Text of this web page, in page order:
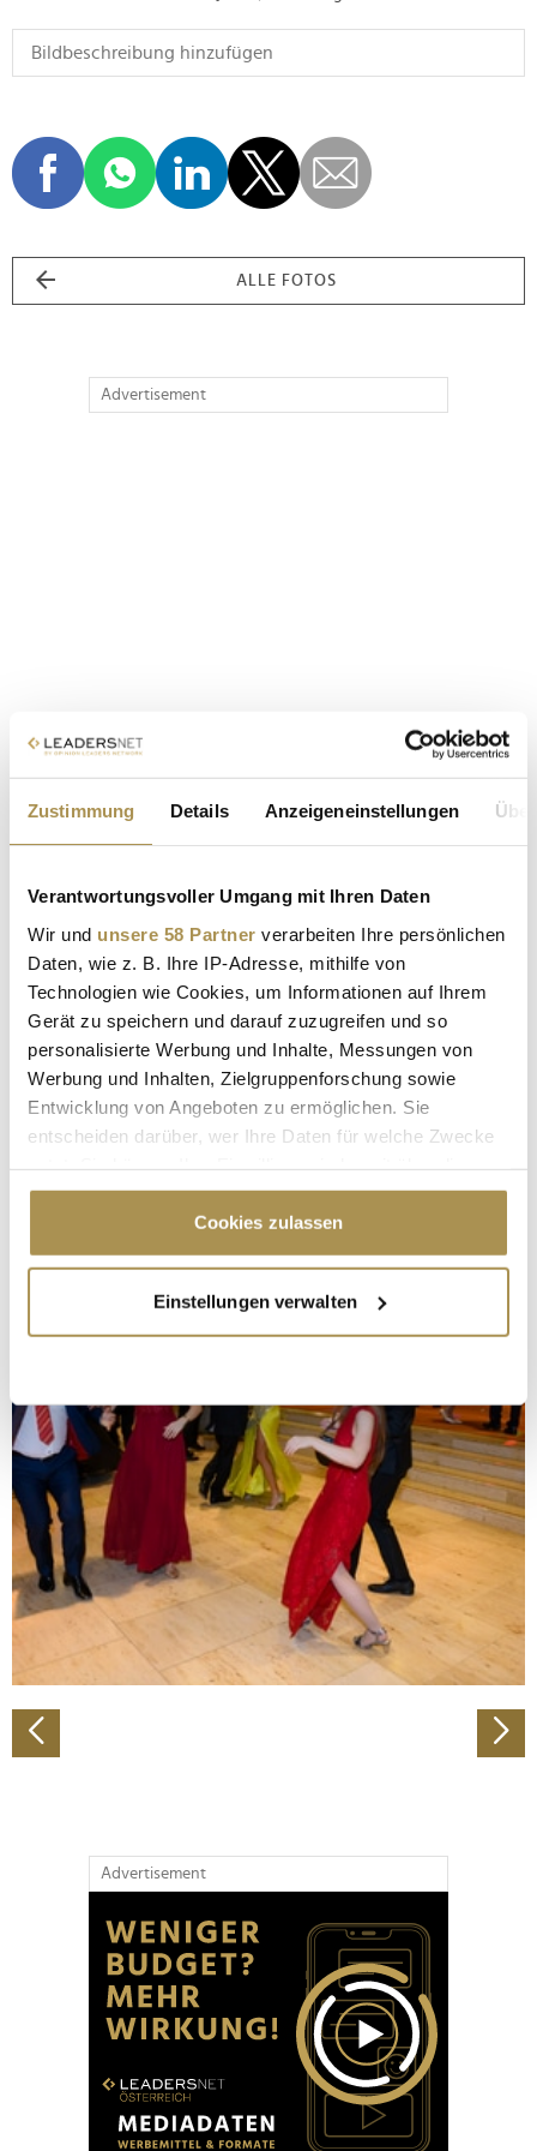
Zustimmung Details Anzeigeneinstellungen
Verantwortungsvoller Umgang mit Ihren Daten
Wir und unsere 58 Partner verarbeiten Ihre persönlichen
Daten, wie z. B. Ihre IP-Adresse, mithilfe von
Technologien wie Cookies, um Informationen auf Ihrem
Gerät zu speichern und darauf zuzugreifen und so
personalisierte Werbung und Inhalte, Messungen von
Werbung und Inhalten, Zielgruppenforschung sowie
Entwicklung von Angeboten zu ermöglichen. Sie
entscheiden darüber, wer Ihre Daten für welche Zwecke
Cookie-Erklärung oder durch Klicken auf das Privacy
Trigger Symbol ändern oder widerrufen
Informationen über Ihre geografische Lage
erfassen, welche bis auf einige Meter genau sein
bestimmten Merkmalen (Fingerprinting) identifizieren
Erfahren Sie mehr darüber, wie Ihre persönlichen Daten
verarbeitet werden, und legen Sie Ihre Präferenzen im
Abschnitt Einzelheiten fest.
Wir verwenden Cookies, um Inhalte und Anzeigen zu
personalisieren, Funktionen für soziale Medien anbieten
zu können und die Zugriffe auf unsere Website zu
analysieren. Außerdem geben wir Informationen zu Ihrer
Verwendung unserer Website an unsere Partner für
soziale Medien, Werbung und Analysen weiter. Unsere
Partner führen diese Informationen möglicherweise mit
Cookies zulassen
Einstellungen verwalten
ALLE FOTOS
Advertisement
Advertisement